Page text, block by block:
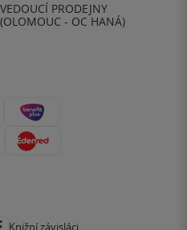
VEDOUCÍ PRODEJNY
(OLOMOUC - OC HANÁ)
Knižní závisláci